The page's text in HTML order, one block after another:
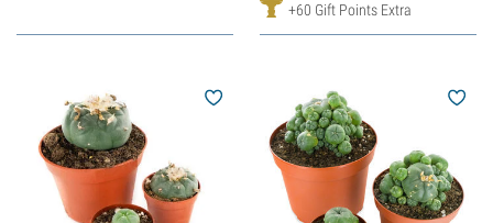
+60 Gift Points Extra